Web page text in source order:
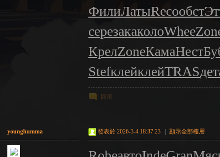
ФилиЛатыRecoобст
серезакаколоWhee
КрелZoneКамаНест
StefклейклейTRAS
回復
younghumma 發表於 2026-3-4 18:37:23 顯示全部樓層